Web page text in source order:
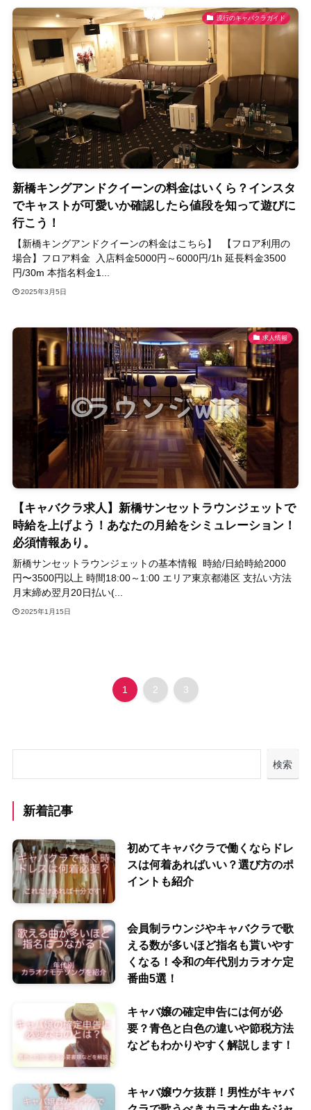
流行のキャバクラガイド
新橋キングアンドクイーンの料金はいくら？インスタ
でキャストが可愛いか確認したら値段を知って遊びに
行こう！
【新橋キングアンドクイーンの料金はこちら】 【フロア利用の
場合】フロア料金 入店料金5000円～6000円/1h 延長料金3500
円/30m 本指名料金1...
2025年3月5日
求人情報
【キャバクラ求人】新橋サンセットラウンジェットで
時給を上げよう！あなたの月給をシミュレーション！
必須情報あり。
新橋サンセットラウンジェットの基本情報 時給/日給時給2000
円〜3500円以上 時間18:00～1:00 エリア東京都港区 支払い方法
月末締め翌月20日払い(...
2025年1月15日
1 2 3
検索
新着記事
初めてキャバクラで働くならドレ
スは何着あればいい？選び方のポ
イントも紹介
会員制ラウンジやキャバクラで歌
える数が多いほど指名も貰いやす
くなる！令和の年代別カラオケ定
番曲5選！
キャバ嬢の確定申告には何が必
要？青色と白色の違いや節税方法
などもわかりやすく解説します！
キャバ嬢ウケ抜群！男性がキャバ